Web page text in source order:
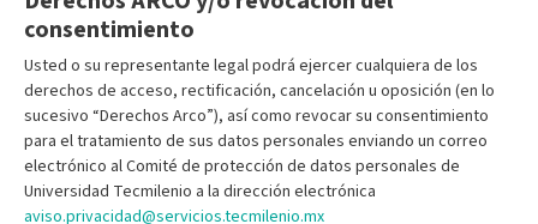
consentimiento
Usted o su representante legal podrá ejercer cualquiera de los
derechos de acceso, rectificación, cancelación u oposición (en lo
sucesivo “Derechos Arco”), así como revocar su consentimiento
para el tratamiento de sus datos personales enviando un correo
electrónico al Comité de protección de datos personales de
Universidad Tecmilenio a la dirección electrónica
aviso.privacidad@servicios.tecmilenio.mx